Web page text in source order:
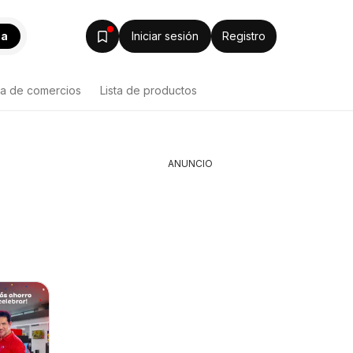
Iniciar sesión Registro
de comercios Lista de productos
ANUNCIO